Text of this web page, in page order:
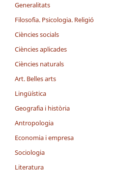
Generalitats
Filosofia. Psicologia. Religió
Ciències socials
Ciències aplicades
Ciències naturals
Art. Belles arts
Lingüística
Geografia i història
Antropologia
Economia i empresa
Sociologia
Literatura